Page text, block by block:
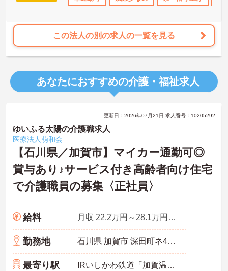
この法人の別の求人の一覧を見る
あなたにおすすめの介護・福祉求人
更新日：2026年07月21日 求人番号：10205292
ゆいふる太陽の介護職求人
医療法人萌和会
【石川県／加賀市】マイカー通勤可◎
賞与あり♪サービス付き高齢者向け住宅
で介護職員の募集〈正社員〉
給料 月収 22.2万円～28.1万円程度 諸手当含む
勤務地 石川県 加賀市 深田町ネ48-1
最寄り駅 IRいしかわ鉄道「加賀温泉駅」バス・車11分